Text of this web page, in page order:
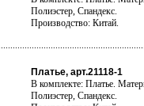
Полиэстер, Спандекс.
Производство: Китай.
Платье, арт.21118-1
В комплекте: Платье.
Полиэстер, Спандекс.